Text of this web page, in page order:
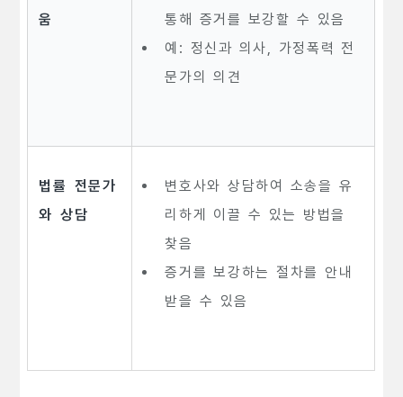
움
통해 증거를 보강할 수 있음
예: 정신과 의사, 가정폭력 전
문가의 의견
법률 전문가
와 상담
변호사와 상담하여 소송을 유
리하게 이끌 수 있는 방법을
찾음
증거를 보강하는 절차를 안내
받을 수 있음